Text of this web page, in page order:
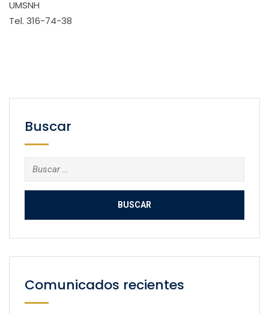
UMSNH
Tel. 316-74-38
Buscar
Buscar:
Comunicados recientes